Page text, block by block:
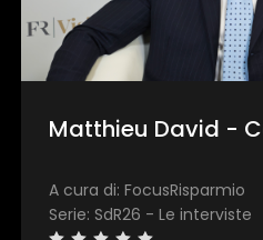
Matthieu David -
A cura di: FocusRisparmio
Serie: SdR26 - Le interviste